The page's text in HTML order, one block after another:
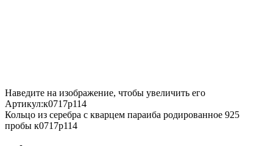
Наведите на изображение, чтобы увеличить его
Артикул:к0717р114
Кольцо из серебра с кварцем параиба родированное 925
пробы к0717р114